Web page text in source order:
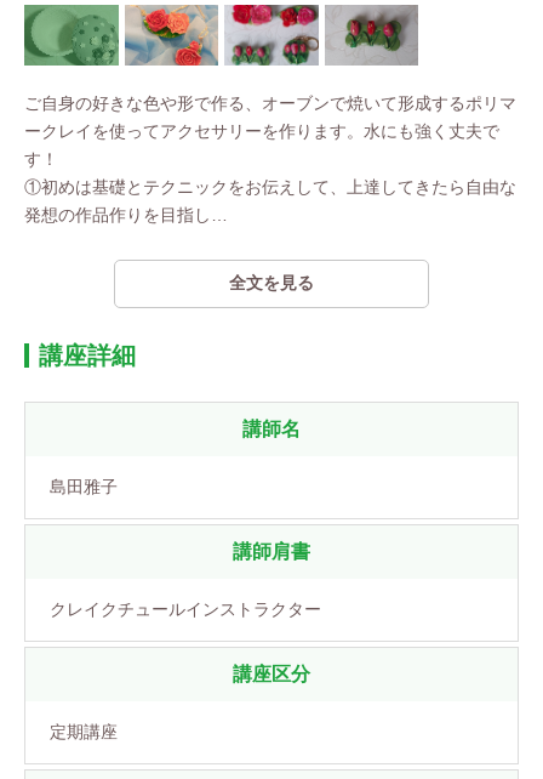
ご自身の好きな色や形で作る、オーブンで焼いて形成するポリマ
ークレイを使ってアクセサリーを作ります。水にも強く丈夫で
す！
①初めは基礎とテクニックをお伝えして、上達してきたら自由な
発想の作品作りを目指し
全文を見る
講座詳細
講師名
島田雅子
講師肩書
クレイクチュールインストラクター
講座区分
定期講座